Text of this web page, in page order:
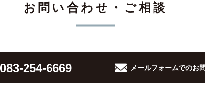
お問い合わせ・ご相談
083-254-6669 メールフォームでのお